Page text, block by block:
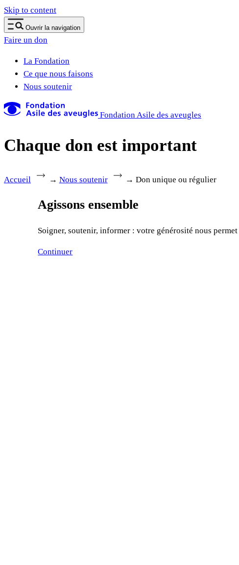
Skip to content
Ouvrir la navigation
Faire un don
La Fondation
Ce que nous faisons
Nous soutenir
Fondation Asile des aveugles
Chaque don est important
Accueil → Nous soutenir → Don unique ou régulier
Agissons ensemble
Soigner, soutenir, informer : votre générosité nous
Continuer